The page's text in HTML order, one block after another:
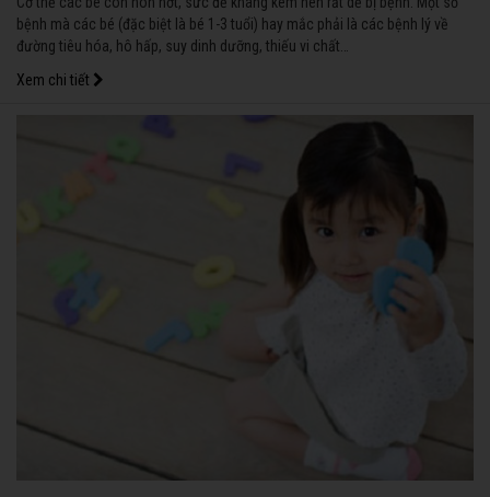
bệnh mà các bé (đặc biệt là bé 1-3 tuổi) hay mắc phải là các bệnh lý về
đường tiêu hóa, hô hấp, suy dinh dưỡng, thiếu vi chất…
Xem chi tiết